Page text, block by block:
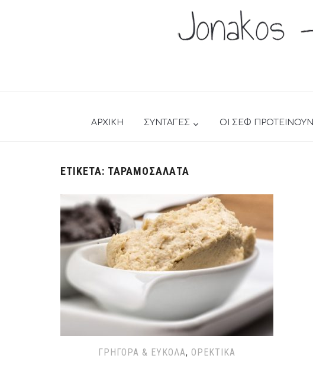
ΑΡΧΙΚΗ ΣΥΝΤΑΓΕΣ ΟΙ ΣΕΦ ΠΡΟΤΕΙΝΟΥΝ
ΕΤΙΚΈΤΑ: ΤΑΡΑΜΟΣΑΛΆΤΑ
ΓΡΉΓΟΡΑ & ΕΎΚΟΛΑ, ΟΡΕΚΤΙΚΆ